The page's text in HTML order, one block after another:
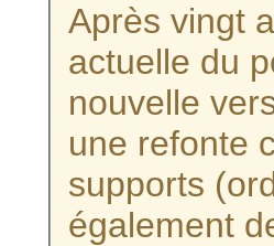
Après vingt
actuelle du
nouvelle
une refonte
supports
également